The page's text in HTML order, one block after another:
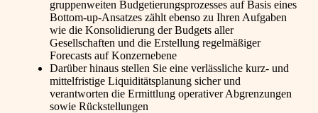
gruppenweiten Budgetierungsprozesses auf Basis eines
Bottom-up-Ansatzes zählt ebenso zu Ihren Aufgaben
wie die Konsolidierung der Budgets aller
Gesellschaften und die Erstellung regelmäßiger
Forecasts auf Konzernebene
Darüber hinaus stellen Sie eine verlässliche kurz- und
mittelfristige Liquiditätsplanung sicher und
verantworten die Ermittlung operativer Abgrenzungen
sowie Rückstellungen